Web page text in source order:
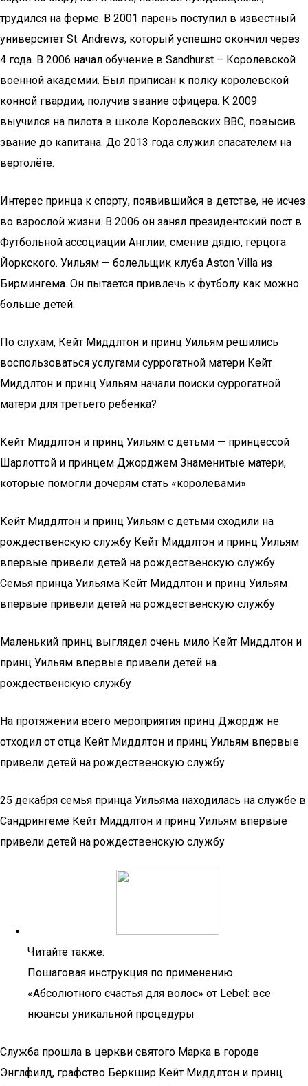
трудился на ферме. В 2001 парень поступил в известный
университет St. Andrews, который успешно окончил через
4 года. В 2006 начал обучение в Sandhurst – Королевской
военной академии. Был приписан к полку королевской
конной гвардии, получив звание офицера. К 2009
выучился на пилота в школе Королевских ВВС, повысив
звание до капитана. До 2013 года служил спасателем на
вертолёте.
Интерес принца к спорту, появившийся в детстве, не исчез
во взрослой жизни. В 2006 он занял президентский пост в
Футбольной ассоциации Англии, сменив дядю, герцога
Йоркского. Уильям — болельщик клуба Aston Villa из
Бирмингема. Он пытается привлечь к футболу как можно
больше детей.
По слухам, Кейт Миддлтон и принц Уильям решились
воспользоваться услугами суррогатной матери Кейт
Миддлтон и принц Уильям начали поиски суррогатной
матери для третьего ребенка?
Кейт Миддлтон и принц Уильям с детьми — принцессой
Шарлоттой и принцем Джорджем Знаменитые матери,
которые помогли дочерям стать «королевами»
Кейт Миддлтон и принц Уильям с детьми сходили на
рождественскую службу Кейт Миддлтон и принц Уильям
впервые привели детей на рождественскую службу
Семья принца Уильяма Кейт Миддлтон и принц Уильям
впервые привели детей на рождественскую службу
Маленький принц выглядел очень мило Кейт Миддлтон и
принц Уильям впервые привели детей на
рождественскую службу
На протяжении всего мероприятия принц Джордж не
отходил от отца Кейт Миддлтон и принц Уильям впервые
привели детей на рождественскую службу
25 декабря семья принца Уильяма находилась на службе в
Сандрингеме Кейт Миддлтон и принц Уильям впервые
привели детей на рождественскую службу
Читайте также:
Пошаговая инструкция по применению
«Абсолютного счастья для волос» от Lebel: все
нюансы уникальной процедуры
Служба прошла в церкви святого Марка в городе
Энглфилд, графство Беркшир Кейт Миддлтон и принц